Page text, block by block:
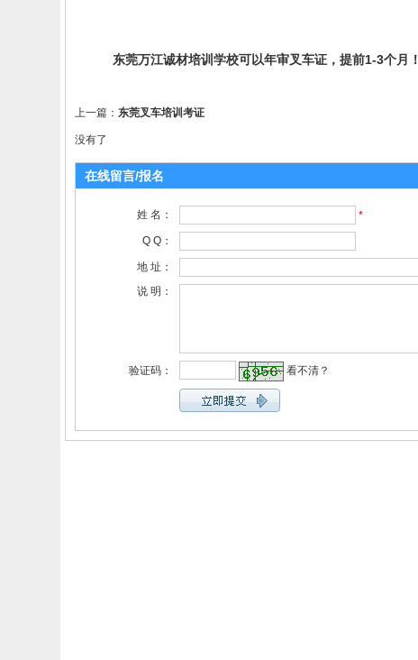
东莞万江诚材培训学校可以年审叉车证，提前1-3个月！
上一篇： 东莞叉车培训考证
没有了
在线留言/报名
姓 名： *
Q Q：
地 址：
说 明：
验证码： 看不清？